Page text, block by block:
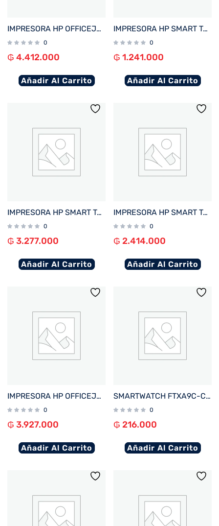
IMPRESORA HP OFFICEJET PRO 9730 IMP/COP/SCA/USB/RED/WIFI/BIVOLT + 4 TINTAS
0
₲ 4.412.000
Añadir Al Carrito
IMPRESORA HP SMART TANK 210 IMP/USB/WIFI/BIVOLT
0
₲ 1.241.000
Añadir Al Carrito
IMPRESORA HP SMART TANK 790 IMP/COP/SCAN/FAX/RED/WIFI/BIVOLT
0
₲ 3.277.000
Añadir Al Carrito
IMPRESORA HP SMART TANK 720 IMP/COP/SCAN/USB/WIFI/BIVOLT
0
₲ 2.414.000
Añadir Al Carrito
IMPRESORA HP OFFICEJET PRO 9730 IMP/COP/SCA/USB/RED/WIFI/BIVOLT
0
₲ 3.927.000
Añadir Al Carrito
SMARTWATCH FTXA9C-CGBE 46MM GOLD/BEIGE ANDROID/IOS/BT/FREC. CARD
0
₲ 216.000
Añadir Al Carrito